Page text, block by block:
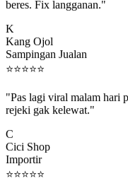
Kang Ojol
Sampingan Jualan
⭐⭐⭐⭐⭐
rejeki gak kelewat."
Cici Shop
Importir
⭐⭐⭐⭐⭐